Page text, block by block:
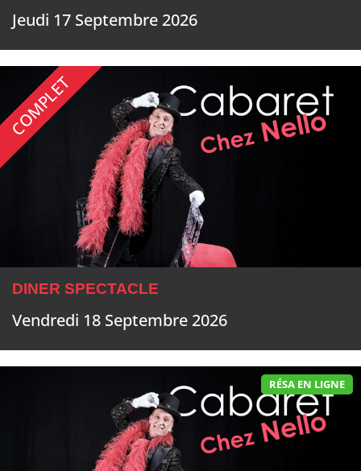
Jeudi 17 Septembre 2026
COMPLET
DINER SPECTACLE
Vendredi 18 Septembre 2026
RÉSA EN LIGNE